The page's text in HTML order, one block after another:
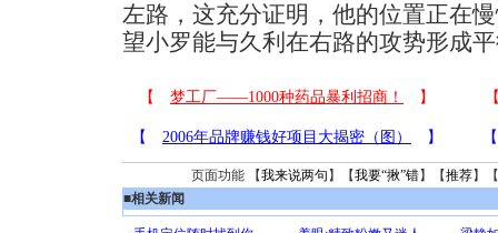
左路，这充分证明，他的位置正在
望小罗能与久利在右路的攻势形成
页面功能 【我来说两句 】【我要“揪”错】【推荐】
■相关新闻